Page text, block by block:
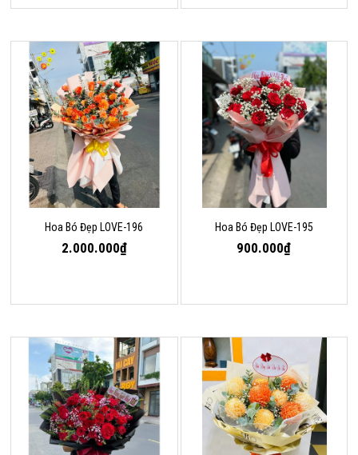
Hoa Bó Đẹp LOVE-196
2.000.000₫
Hoa Bó Đẹp LOVE-195
900.000₫